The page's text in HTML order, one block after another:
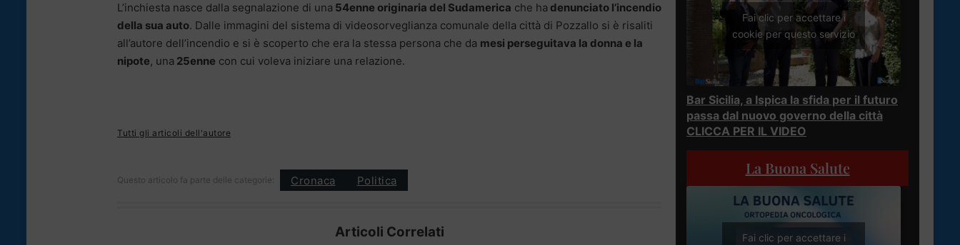
L’inchiesta nasce dalla segnalazione di una 54enne originaria del Sudamerica che ha denunciato l’incendio
della sua auto. Dalle immagini del sistema di videosorveglianza comunale della città di Pozzallo si è risaliti
all’autore dell’incendio e si è scoperto che era la stessa persona che da mesi perseguitava la donna e la
nipote, una 25enne con cui voleva iniziare una relazione.
Tutti gli articoli dell'autore
Questo articolo fa parte delle categorie: Cronaca Politica
Articoli Correlati
Fai clic per accettare i
cookie per questo servizio
Bar Sicilia, a Ispica la sfida per il futuro
passa dal nuovo governo della città
CLICCA PER IL VIDEO
La Buona Salute
Fai clic per accettare i